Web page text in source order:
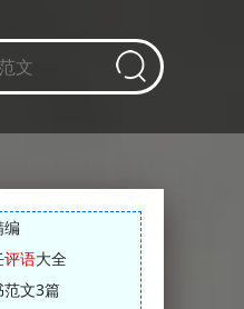
编
评语大全
文3篇